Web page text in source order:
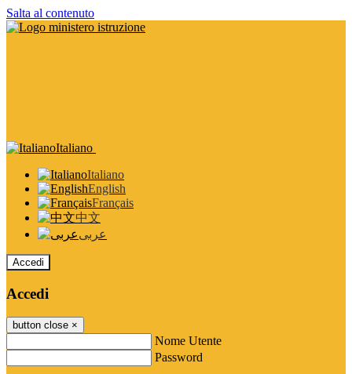
Salta al contenuto
Italiano
Italiano
English
Français
中文
عربى
Accedi
Accedi
button close ×
Nome Utente
Password